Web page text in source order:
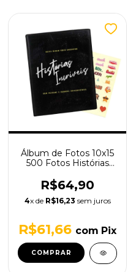
Álbum de Fotos 10x15
500 Fotos Histórias
(Adesivos)
R$64,90
4x de R$16,23 sem juros
R$61,66 com Pix